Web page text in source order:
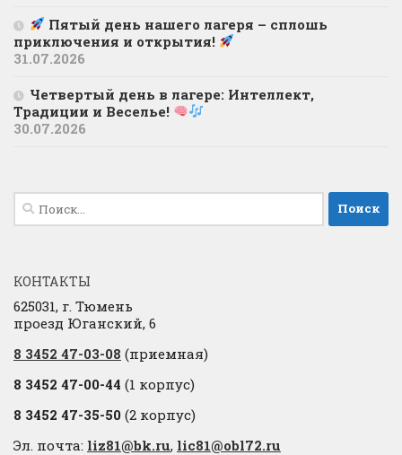
Пятый день нашего лагеря – сплошь
приключения и открытия!
31.07.2026
Четвертый день в лагере: Интеллект,
Традиции и Веселье!
30.07.2026
Найти:
КОНТАКТЫ
625031, г. Тюмень
проезд Юганский, 6
8 3452 47-03-08 (приемная)
8 3452 47-00-44 (1 корпус)
8 3452 47-35-50 (2 корпус)
Эл. почта: liz81@bk.ru, lic81@obl72.ru